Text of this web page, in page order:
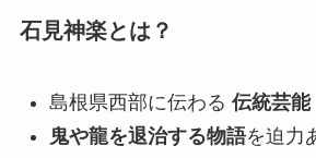
石見神楽とは？
島根県西部に伝わる 伝統芸能
鬼や龍を退治する物語を迫力